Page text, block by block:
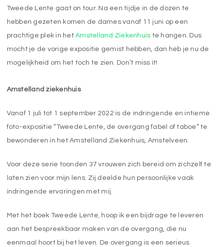
Tweede Lente gaat on tour. Na een tijdje in de dozen te
hebben gezeten komen de dames vanaf 11 juni op een
prachtige plek in hetAmstelland Ziekenhuis te hangen. Dus
mocht je de vorige expositie gemist hebben, dan heb je nu de
mogelijkheid om het toch te zien. Don’t miss it!
Amstelland ziekenhuis
Vanaf 1 juli tot 1 september 2022 is de indringende en intieme
foto-expositie “Tweede Lente, de overgang fabel of taboe” te
bewonderen in het Amstelland Ziekenhuis, Amstelveen.
Voor deze serie toonden 37 vrouwen zich bereid om zichzelf te
laten zien voor mijn lens. Zij deelde hun persoonlijke vaak
indringende ervaringen met mij.
Met het boek Tweede Lente, hoop ik een bijdrage te leveren
aan het bespreekbaar maken van de overgang, die nu
eenmaal hoort bij het leven. De overgang is een serieus